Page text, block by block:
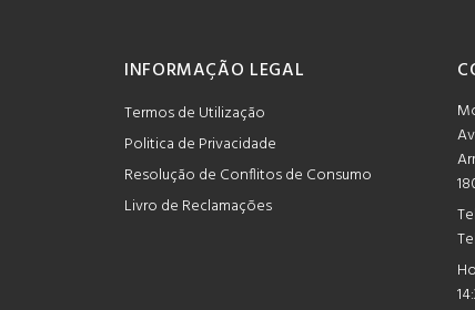
INFORMAÇÃO LEGAL
Termos de Utilização
Politica de Privacidade
Resolução de Conflitos de Consumo
Livro de Reclamações